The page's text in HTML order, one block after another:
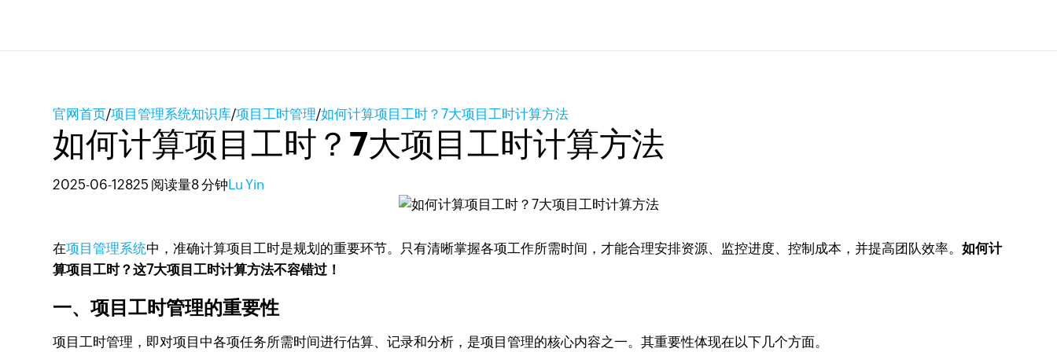
官网首页/项目管理系统知识库/项目工时管理/如何计算项目工时？7大项目工时计算方法
如何计算项目工时？7大项目工时计算方法
2025-06-12825 阅读量8 分钟 Lu Yin
在项目管理系统中，准确计算项目工时是规划的重要环节。只有清晰掌握各项工作所需时间，才能合理安排资源、监控进度、控制成本，并提高团队效率。如何计
算项目工时？这7大项目工时计算方法不容错过！
一、项目工时管理的重要性
项目工时管理，即对项目中各项任务所需时间进行估算、记录和分析，是项目管理的核心内容之一。其重要性体现在以下几个方面。